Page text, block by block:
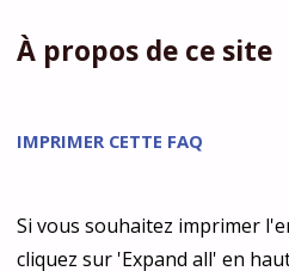
À propos de ce site
IMPRIMER CETTE FAQ
Si vous souhaitez imprimer
cliquez sur 'Expand all' en